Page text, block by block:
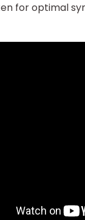
for optimal